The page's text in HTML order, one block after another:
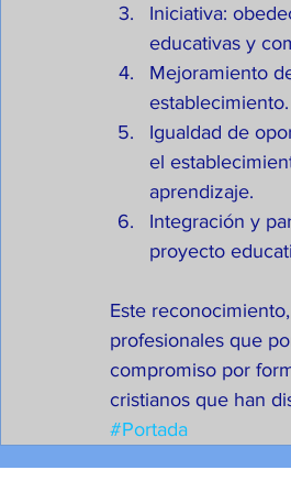
Iniciativa:
educativas y
Mejoramiento
establecimiento.
Igualdad de
el
aprendizaje.
Integración y
proyecto
Este
profesionales que
compromiso por
cristianos que han
#Portada